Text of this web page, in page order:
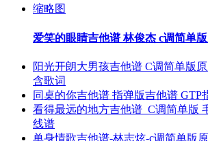
爱笑的眼睛吉他谱 林俊杰 c调简单
阳光开朗大男孩吉他谱 C调简单版
含歌词
同桌的你吉他谱 指弹版吉他谱 GTP
看得最远的地方吉他谱_C调简单版
线谱
单身情歌吉他谱-林志炫-c调简单版